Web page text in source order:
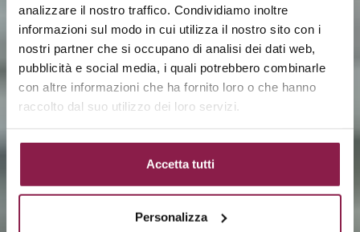
analizzare il nostro traffico. Condividiamo inoltre
informazioni sul modo in cui utilizza il nostro sito con i
nostri partner che si occupano di analisi dei dati web,
pubblicità e social media, i quali potrebbero combinarle
con altre informazioni che ha fornito loro o che hanno
raccolto dal suo utilizzo dei loro servizi.
Accetta tutti
Personalizza
PRESTIGE